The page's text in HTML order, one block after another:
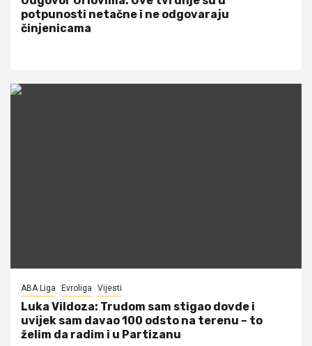
potpunosti netačne i ne odgovaraju
činjenicama
ABA Liga Evroliga Vijesti
Luka Vildoza: Trudom sam stigao dovde i
uvijek sam davao 100 odsto na terenu – to
želim da radim i u Partizanu